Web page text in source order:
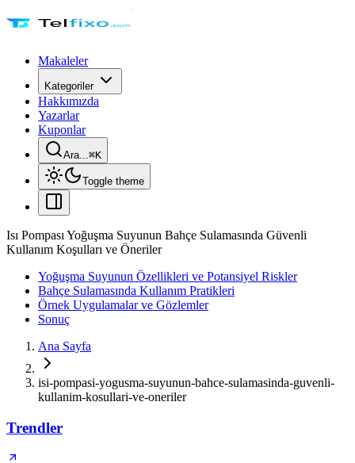
Makaleler
Kategoriler
Hakkımızda
Yazarlar
Kuponlar
Ara...⌘K
Toggle theme
Isı Pompası Yoğuşma Suyunun Bahçe Sulamasında Güvenli
Kullanım Koşulları ve Öneriler
Yoğuşma Suyunun Özellikleri ve Potansiyel Riskler
Bahçe Sulamasında Kullanım Pratikleri
Örnek Uygulamalar ve Gözlemler
Sonuç
Ana Sayfa
isi-pompasi-yogusma-suyunun-bahce-sulamasinda-guvenli-
kullanim-kosullari-ve-oneriler
Trendler